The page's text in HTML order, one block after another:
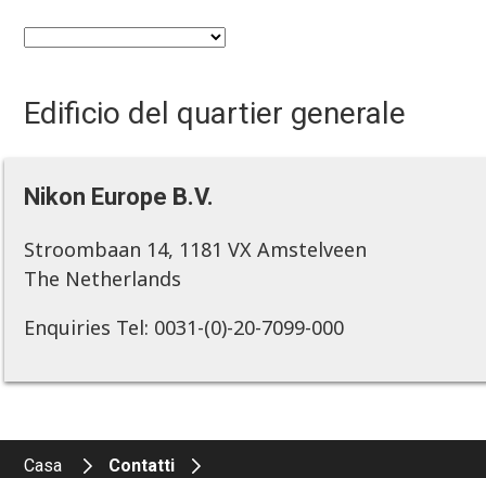
Edificio del quartier generale
Nikon Europe B.V.
Stroombaan 14, 1181 VX Amstelveen
The Netherlands
Enquiries Tel: 0031-(0)-20-7099-000
Casa Contatti